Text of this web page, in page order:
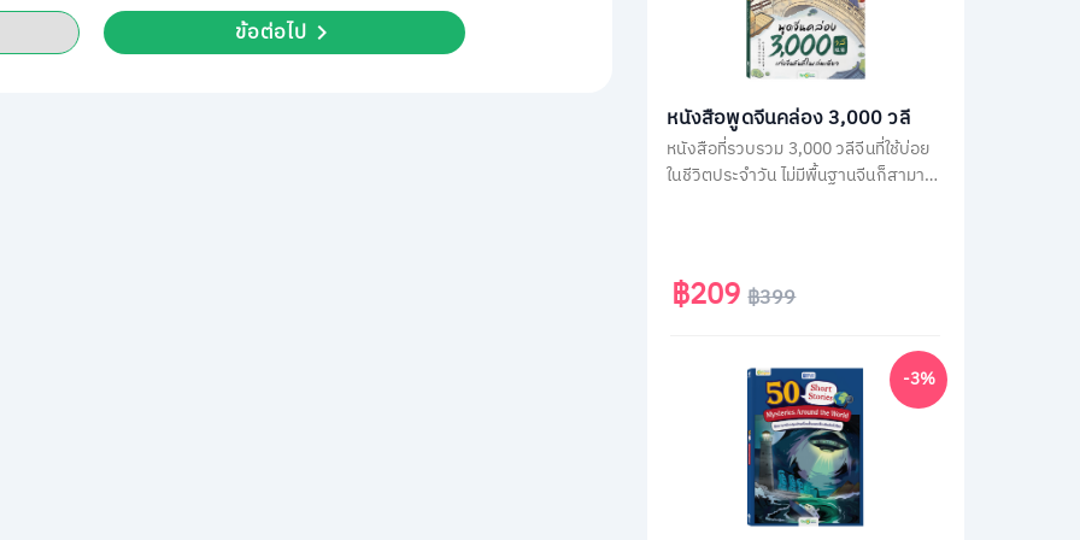
ข้อต่อไป
หนังสือพูดจีนคล่อง 3,000 วลี
หนังสือที่รวบรวม 3,000 วลีจีนที่ใช้บ่อย
ในชีวิตประจำวัน ไม่มีพื้นฐานจีนก็สามารถ
จีนได้ทันที
฿209฿399
-3%